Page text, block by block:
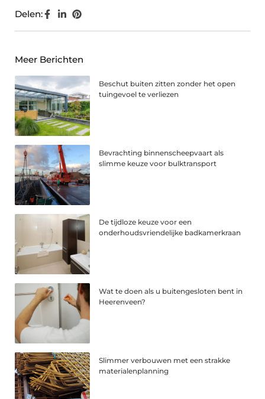
Delen:
Meer Berichten
Beschut buiten zitten zonder het open
tuingevoel te verliezen
Bevrachting binnenscheepvaart als
slimme keuze voor bulktransport
De tijdloze keuze voor een
onderhoudsvriendelijke badkamerkraan
Wat te doen als u buitengesloten bent in
Heerenveen?
Slimmer verbouwen met een strakke
materialenplanning